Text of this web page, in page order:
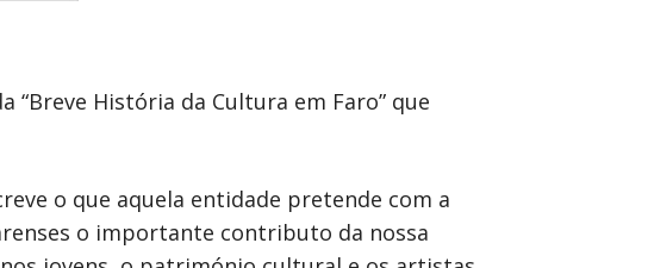
História da Cultura em Faro” que
o que aquela entidade pretende com a
o importante contributo da nossa